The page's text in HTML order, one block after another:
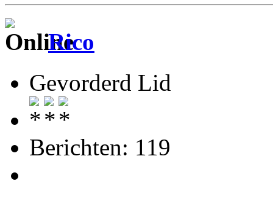
Rico
Gevorderd Lid
Berichten: 119